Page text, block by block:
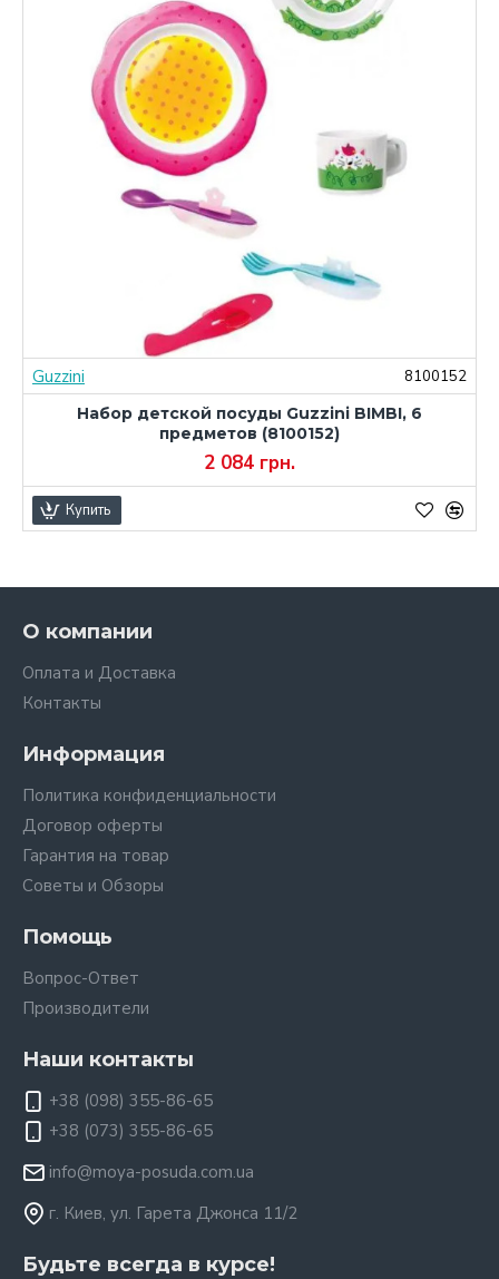
Guzzini
8100152
Набор детской посуды Guzzini BIMBI, 6
предметов (8100152)
2 084 грн.
Купить
О компании
Оплата и Доставка
Контакты
Информация
Политика конфиденциальности
Договор оферты
Гарантия на товар
Советы и Обзоры
Помощь
Вопрос-Ответ
Производители
Наши контакты
+38 (098) 355-86-65
+38 (073) 355-86-65
info@moya-posuda.com.ua
г. Киев, ул. Гарета Джонса 11/2
Будьте всегда в курсе!